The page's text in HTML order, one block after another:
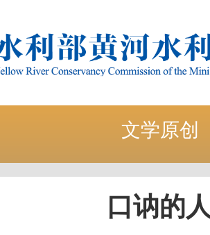
文学原创
口讷的